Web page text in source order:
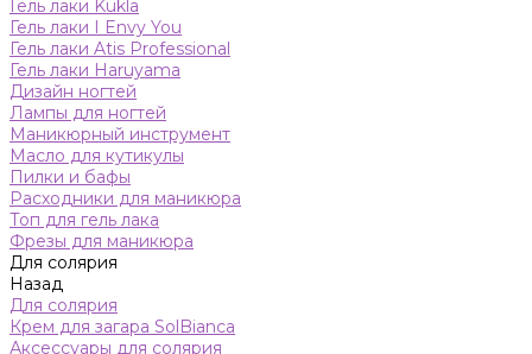
Гель лаки Kukla
Гель лаки I Envy You
Гель лаки Atis Professional
Гель лаки Haruyama
Дизайн ногтей
Лампы для ногтей
Маникюрный инструмент
Масло для кутикулы
Пилки и бафы
Расходники для маникюра
Топ для гель лака
Фрезы для маникюра
Для солярия
Назад
Для солярия
Крем для загара SolBianca
Аксессуары для солярия